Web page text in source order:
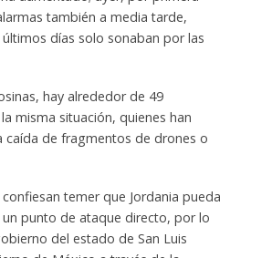
también a media tarde,
días solo sonaban por las
hay alrededor de 49
misma situación, quienes han
caída de fragmentos de drones o
temer que Jordania pueda
punto de ataque directo, por lo
del estado de San Luis